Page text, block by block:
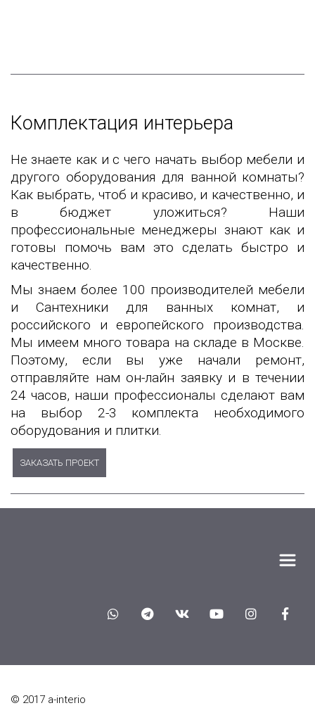
Комплектация интерьера
Не знаете как и с чего начать выбор мебели и
другого оборудования для ванной комнаты?
Как выбрать, чтоб и красиво, и качественно, и
в бюджет уложиться? Наши
профессиональные менеджеры знают как и
готовы помочь вам это сделать быстро и
качественно.
Мы знаем более 100 производителей мебели
и Сантехники для ванных комнат, и
российского и европейского производства.
Мы имеем много товара на складе в Москве.
Поэтому, если вы уже начали ремонт,
отправляйте нам он-лайн заявку и в течении
24 часов, наши профессионалы сделают вам
на выбор 2-3 комплекта необходимого
оборудования и плитки.
ЗАКАЗАТЬ ПРОЕКТ
© 2017 a-interio